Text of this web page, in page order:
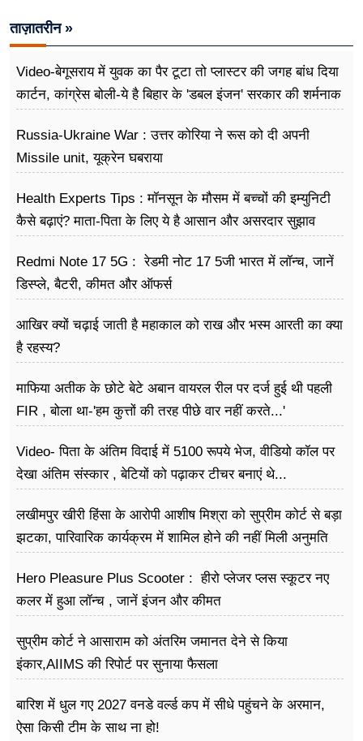
ताज़ातरीन »
Video-बेगूसराय में युवक का पैर टूटा तो प्लास्टर की जगह बांध दिया
कार्टन, कांग्रेस बोली-ये है बिहार के 'डबल इंजन' सरकार की शर्मनाक
Russia-Ukraine War : उत्तर कोरिया ने रूस को दी अपनी
Missile unit, यूक्रेन घबराया
Health Experts Tips : मॉनसून के मौसम में बच्चों की इम्युनिटी
कैसे बढ़ाएं? माता-पिता के लिए ये है आसान और असरदार सुझाव
Redmi Note 17 5G : रेडमी नोट 17 5जी भारत में लॉन्च, जानें
डिस्प्ले, बैटरी, कीमत और ऑफर्स
आखिर क्यों चढ़ाई जाती है महाकाल को राख और भस्म आरती का क्या
है रहस्य?
माफिया अतीक के छोटे बेटे अबान वायरल रील पर दर्ज हुई थी पहली
FIR , बोला था-'हम कुत्तों की तरह पीछे वार नहीं करते...'
Video- पिता के अंतिम विदाई में 5100 रूपये भेज, वीडियो कॉल पर
देखा अंतिम संस्कार , बेटियों को पढ़ाकर टीचर बनाएं थे...
लखीमपुर खीरी हिंसा के आरोपी आशीष मिश्रा को सुप्रीम कोर्ट से बड़ा
झटका, पारिवारिक कार्यक्रम में शामिल होने की नहीं मिली अनुमति
Hero Pleasure Plus Scooter : हीरो प्लेजर प्लस स्कूटर नए
कलर में हुआ लॉन्च , जानें इंजन और कीमत
सुप्रीम कोर्ट ने आसाराम को अंतरिम जमानत देने से किया
इंकार,AIIMS की रिपोर्ट पर सुनाया फैसला
बारिश में धुल गए 2027 वनडे वर्ल्ड कप में सीधे पहुंचने के अरमान,
ऐसा किसी टीम के साथ ना हो!